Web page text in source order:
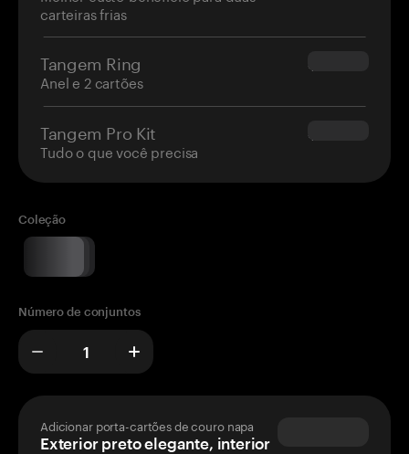
carteiras frias
Tangem Ring
Anel e 2 cartões
$160.00
Tangem Pro Kit
Tudo o que você precisa
$180.00
Coleção
Número de conjuntos
Adicionar porta-cartões de couro napa
Exterior preto elegante, interior